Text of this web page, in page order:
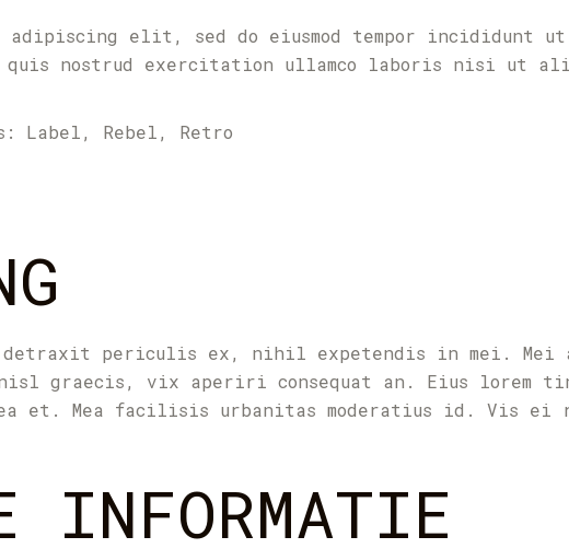
adipiscing elit, sed do eiusmod tempor incididunt
quis nostrud exercitation ullamco laboris nisi ut
Label, Rebel, Retro
detraxit periculis ex, nihil expetendis in mei. Mei
graecis, vix aperiri consequat an. Eius lorem
et. Mea facilisis urbanitas moderatius id. Vis ei
INFORMATIE